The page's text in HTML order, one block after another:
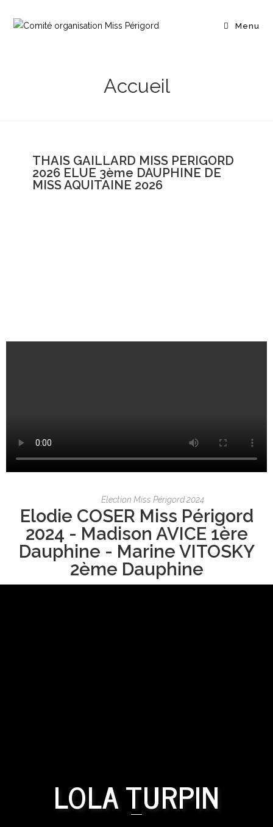
Menu
Accueil
THAIS GAILLARD MISS PERIGORD
2026 ELUE 3ème DAUPHINE DE
MISS AQUITAINE 2026
Election Miss Périgord 2024
Elodie COSER Miss Périgord
2024 - Madison AVICE 1ère
Dauphine - Marine VITOSKY
2ème Dauphine
LOLA TURPIN